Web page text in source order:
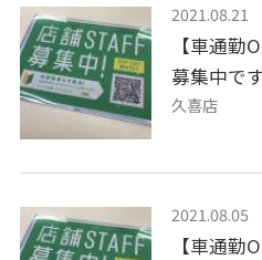
2021.08.21
【車通勤
募集中で
久喜店
2021.08.05
【車通勤